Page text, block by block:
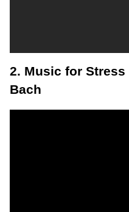
2. Music for
Bach